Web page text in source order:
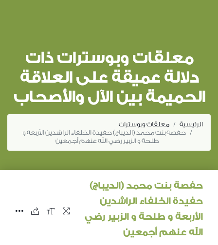
معلقات وبوسترات ذات
دلالة عميقة على العلاقة
الحميمة بين الآل والأصحاب
الرئيسية
معلقات وبوسترات
حفصة بنت محمد (الديباج) حفيدة الخلفاء الراشدين الأربعة و
طلحة و الزبير رضي الله عنهم أجمعين
حفصة بنت محمد (الديباج)
حفيدة الخلفاء الراشدين
الأربعة و طلحة و الزبير رضي
الله عنهم أجمعين